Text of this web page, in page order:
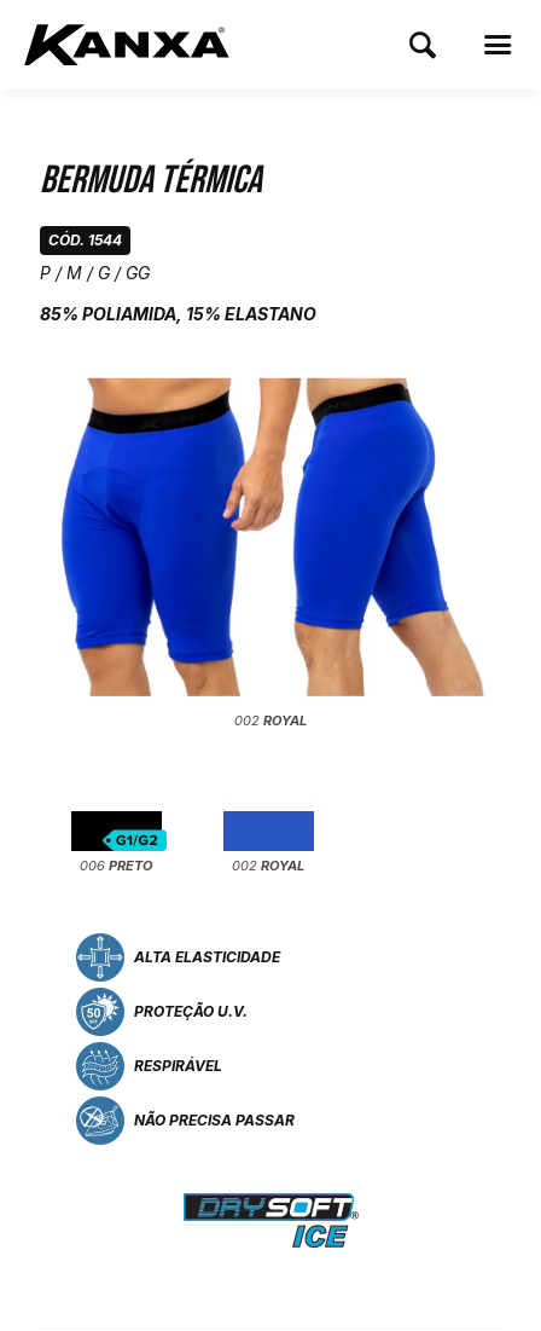
Bermuda Térmica
CÓD. 1544
P / M / G / GG
85% POLIAMIDA, 15% ELASTANO
002 ROYAL
006PRETO 002ROYAL
ALTA ELASTICIDADE
PROTEÇÃO U.V.
RESPIRÁVEL
NÃO PRECISA PASSAR